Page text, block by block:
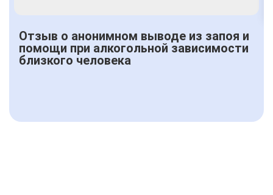
Отзыв о анонимном выводе из запоя и
помощи при алкогольной зависимости
близкого человека